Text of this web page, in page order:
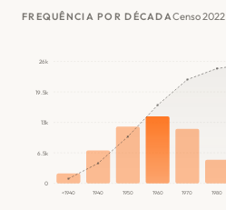
FREQUÊNCIA POR DÉCADACenso 2022
0
6.5k
13k
19.5k
26k
<1940 1940 1950 1960 1970 1980